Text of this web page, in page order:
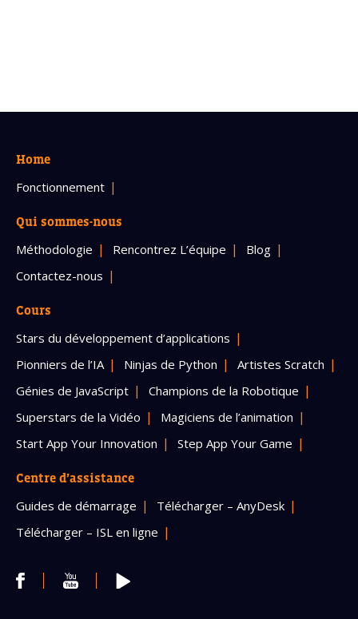
Home
Fonctionnement
Qui sommes-nous
Méthodologie Rencontrez L’équipe
Blog
Contactez-nous
Cours
Stars du développement d’applications
Pionniers de l’IA
Ninjas de Python
Artistes Scratch
Génies de JavaScript
Champions de la Robotique
Superstars de la Vidéo
Magiciens de l’animation
Start App Your Innovation
Step App Your Game
Centre d’assistance
Guides de démarrage
Télécharger – AnyDesk
Télécharger – ISL en ligne